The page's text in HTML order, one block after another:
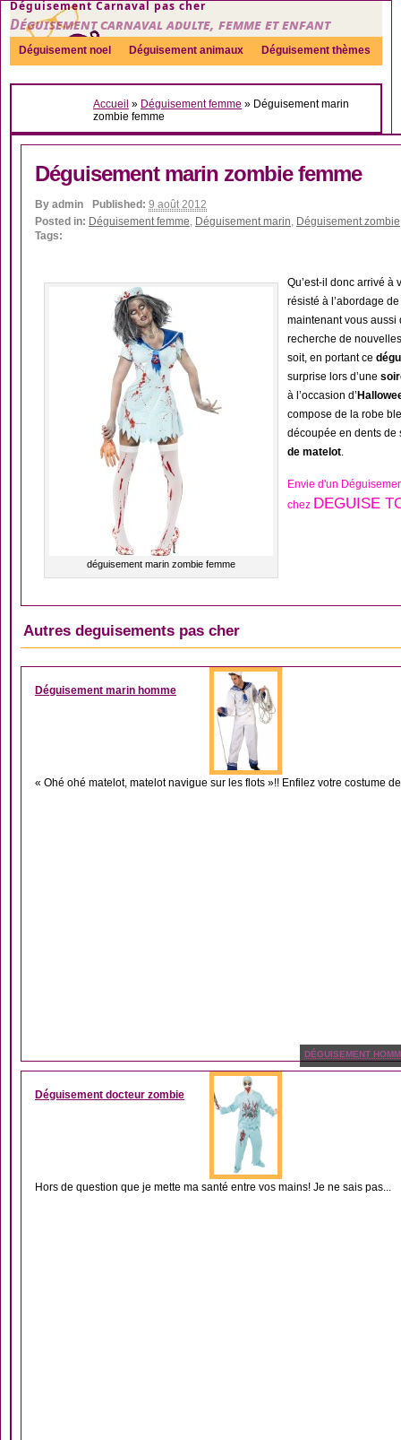
Déguisement Carnaval pas cher
Déguisement carnaval adulte, femme et enfant
Déguisement noel Déguisement animaux Déguisement thèmes
Sexy Déguisement couple Déguisements par genre Idées
Accueil » Déguisement femme » Déguisement marin
zombie femme
Déguisement marin zombie femme
By admin Published: 9 août 2012
Posted in: Déguisement femme, Déguisement marin, Déguisement zombie
Tags:
déguisement marin zombie femme
Qu’est-il donc arrivé à
résisté à l’abordage
maintenant vous aussi
recherche de
soit, en portant ce
surprise lors d’une
à l’occasion d’
compose de la robe
découpée en dents de
de matelot.
Envie d'un
chez DEGUISE
Autres deguisements pas cher
DÉGUISEMENT
Déguisement marin homme
« Ohé ohé matelot, matelot navigue sur les flots »!! Enfilez votre costume
DÉGUISEMENT
Déguisement docteur zombie
Hors de question que je mette ma santé entre vos mains! Je ne sais pas...